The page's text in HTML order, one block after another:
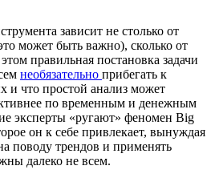
зависит не столько от
может быть важно), сколько от
правильная постановка задачи
необязательно прибегать к
что простой анализ может
по временным и денежным
эксперты «ругают» феномен Big
он к себе привлекает, вынуждая
поводу трендов и применять
далеко не всем.